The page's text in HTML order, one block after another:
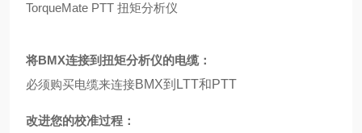
TorqueMate PTT 扭矩分析仪
将BMX连接到扭矩分析仪的电缆：
必须购买电缆来连接BMX到LTT和PTT
改进您的校准过程：